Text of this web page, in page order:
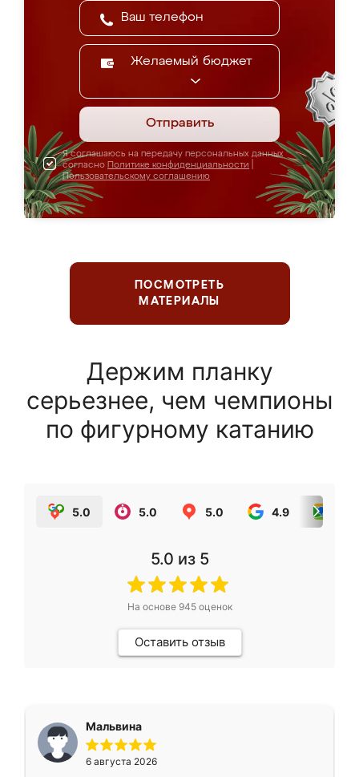
Желаемый бюджет
Отправить
Я соглашаюсь на передачу персональных данных
согласно Политике конфиденциальности
Пользовательскому соглашению
ПОСМОТРЕТЬ
МАТЕРИАЛЫ
Держим планку
серьезнее, чем чемпионы
по фигурному катанию
5.0 5.0 5.0 4.9
5.0 из 5
На основе 945оценок
Оставить отзыв
Мальвина
6 августа 2026